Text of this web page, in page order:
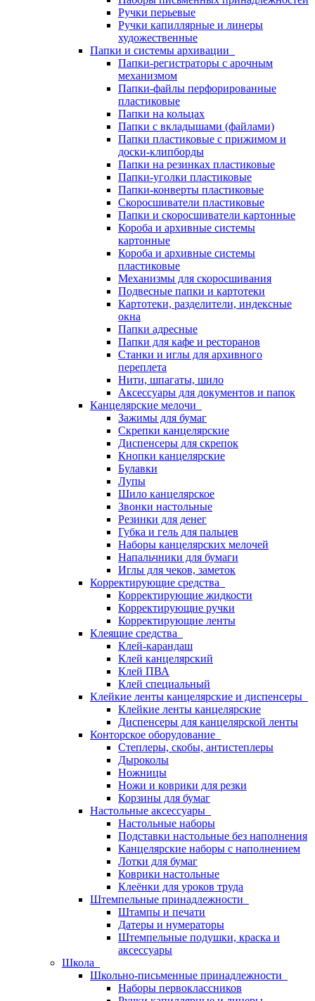
Ручки перьевые
Ручки капиллярные и линеры
художественные
Папки и системы архивации
Папки-регистраторы с арочным
механизмом
Папки-файлы перфорированные
пластиковые
Папки на кольцах
Папки с вкладышами (файлами)
Папки пластиковые с прижимом и
доски-клипборды
Папки на резинках пластиковые
Папки-уголки пластиковые
Папки-конверты пластиковые
Скоросшиватели пластиковые
Папки и скоросшиватели картонные
Короба и архивные системы
картонные
Короба и архивные системы
пластиковые
Механизмы для скоросшивания
Подвесные папки и картотеки
Картотеки, разделители, индексные
окна
Папки адресные
Папки для кафе и ресторанов
Станки и иглы для архивного
переплета
Нити, шпагаты, шило
Аксессуары для документов и папок
Канцелярские мелочи
Зажимы для бумаг
Скрепки канцелярские
Диспенсеры для скрепок
Кнопки канцелярские
Булавки
Лупы
Шило канцелярское
Звонки настольные
Резинки для денег
Губка и гель для пальцев
Наборы канцелярских мелочей
Напальчники для бумаги
Иглы для чеков, заметок
Корректирующие средства
Корректирующие жидкости
Корректирующие ручки
Корректирующие ленты
Клеящие средства
Клей-карандаш
Клей канцелярский
Клей ПВА
Клей специальный
Клейкие ленты канцелярские и диспенсеры
Клейкие ленты канцелярские
Диспенсеры для канцелярской ленты
Конторское оборудование
Степлеры, скобы, антистеплеры
Дыроколы
Ножницы
Ножи и коврики для резки
Корзины для бумаг
Настольные аксессуары
Настольные наборы
Подставки настольные без наполнения
Канцелярские наборы с наполнением
Лотки для бумаг
Коврики настольные
Клеёнки для уроков труда
Штемпельные принадлежности
Штампы и печати
Датеры и нумераторы
Штемпельные подушки, краска и
аксессуары
Школа
Школьно-письменные принадлежности
Наборы первоклассников